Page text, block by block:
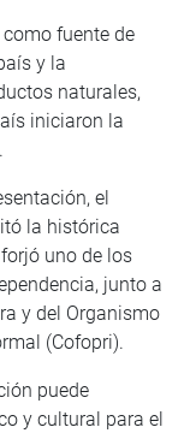
fuente de
y la
naturales,
iniciaron la
el
la histórica
uno de los
junto a
y del Organismo
(Cofopri).
puede
y cultural para el